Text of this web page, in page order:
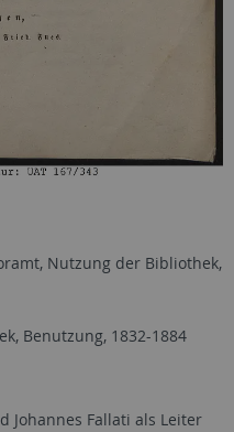
Nutzung der Bibliothek,
Benutzung, 1832-1884
Johannes Fallati als Leiter